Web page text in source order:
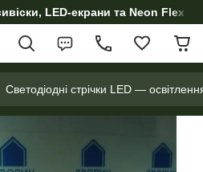
LED-екрани та Neon Flex
Светодіодні стрічки LED —